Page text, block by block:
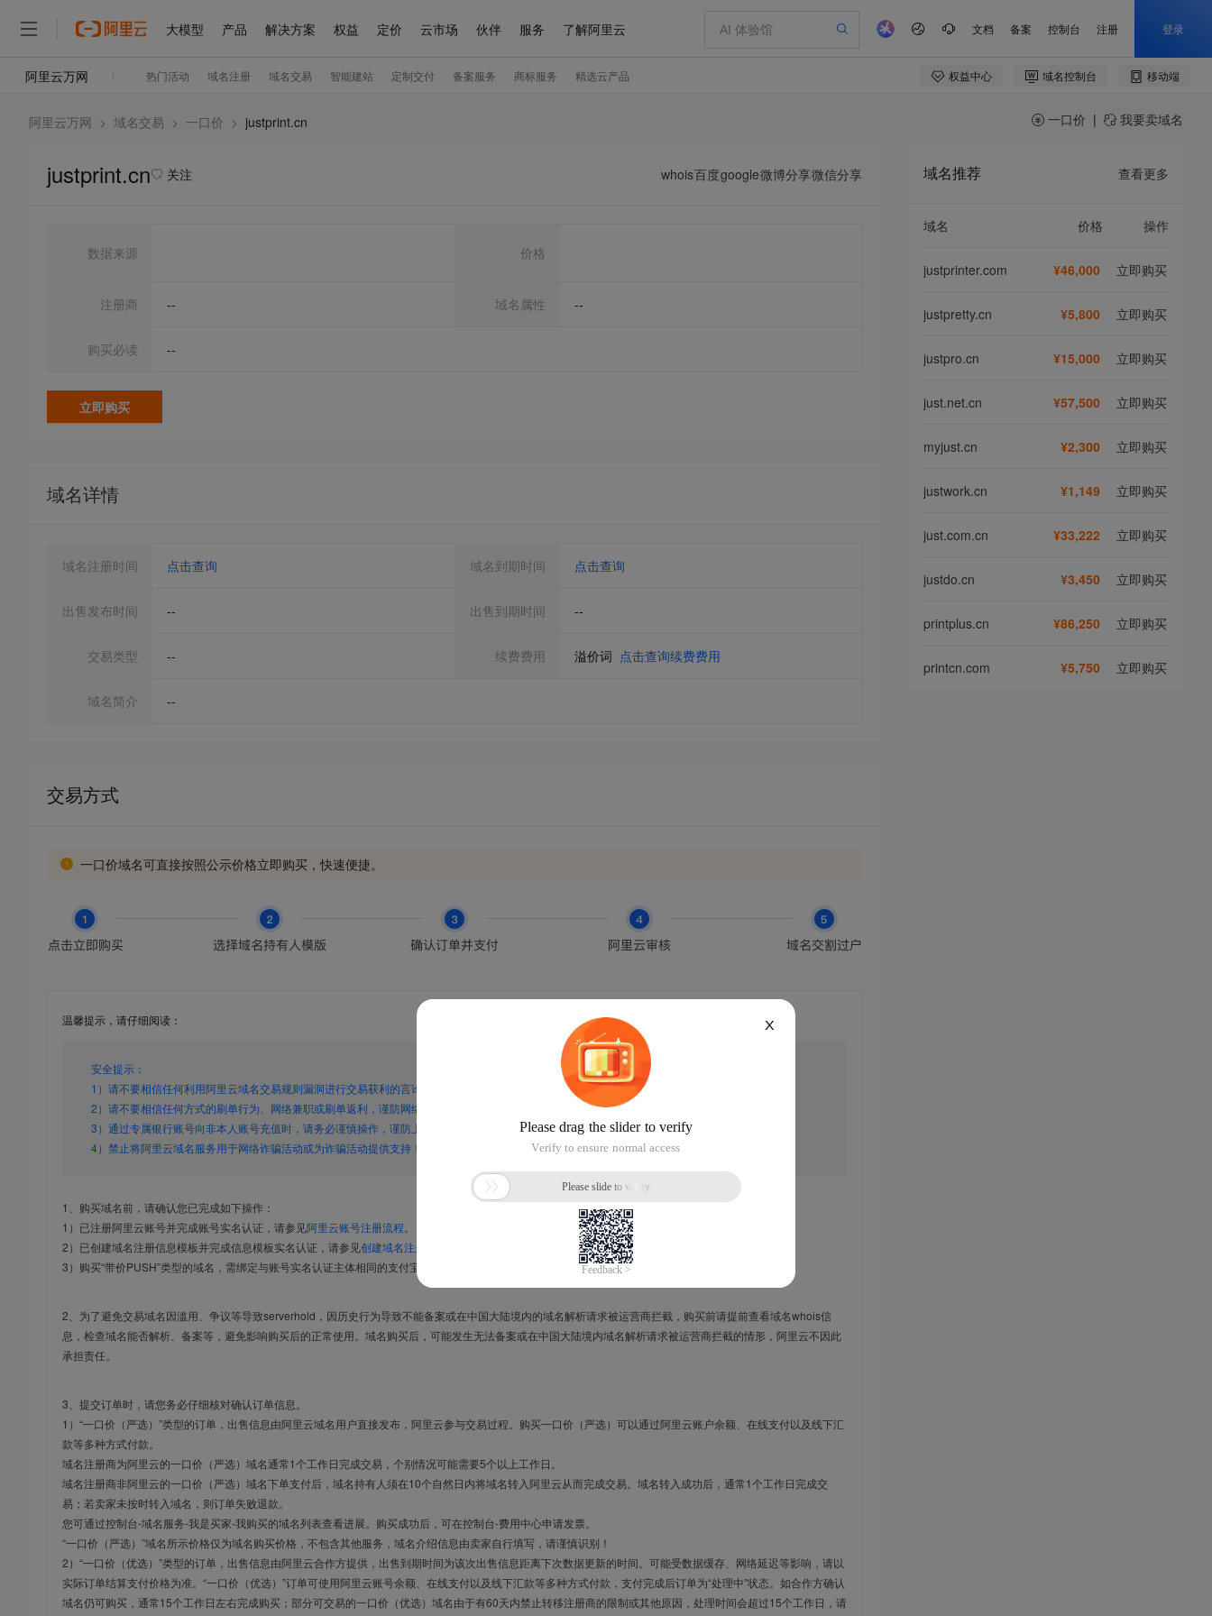
阿里云万网 > 域名交易 > 一口价 > justprint.cn 一口价 | 我要卖域名
justprint.cn 关注 whois百度google微博分享微信分享
数据来源 价格
注册商 -- 域名属性 --
购买必读 --
立即购买
域名详情
域名注册时间 点击查询 域名到期时间 点击查询
出售发布时间 -- 出售到期时间 --
交易类型 -- 续费费用 溢价词 点击查询续费费用
域名简介 --
交易方式
一口价域名可直接按照公示价格立即购买，快速便捷。
温馨提示，请仔细阅读：
安全提示：
1）请不要相信任何利用阿里云域名交易规则漏洞进行交易获利的言论，谨防上当受骗！
2）请不要相信任何方式的刷单行为、网络兼职或刷单返利，谨防网络诈骗！
3）通过专属银行账号向非本人账号充值时，请务必谨慎操作，谨防上当受骗！
4）禁止将阿里云域名服务用于网络诈骗活动或为诈骗活动提供支持！
1、购买域名前，请确认您已完成如下操作：
1）已注册阿里云账号并完成账号实名认证，请参见阿里云账号注册流程
2）已创建域名注册信息模板并完成信息模板实名认证，请参见创建域名注册信息模板
3）购买“带价PUSH”类型的域名，需绑定与账号实名认证主体相同的支付宝，进入
完成绑定。
2、为了避免交易域名因滥用、争议等导致serverhold，因历史行为导致不能备案或在中国大陆境内的域名解析请求被运营商拦截，购买前请提前查看域名whois信
息，检查域名能否解析、备案等，避免影响购买后的正常使用。域名购买后，可能发生无法备案或在中国大陆境内域名解析请求被运营商拦截的情形，阿里云不因此
承担责任。
3、提交订单时，请您务必仔细核对确认订单信息。
1）“一口价（严选）”类型的订单，出售信息由阿里云域名用户直接发布，阿里云参与交易过程。购买一口价（严选）可以通过阿里云账户余额、在线支付以及线下汇
款等多种方式付款。
域名注册商为阿里云的一口价（严选）域名通常1个工作日完成交易，个别情况可能需要5个以上工作日。
域名注册商非阿里云的一口价（严选）域名下单支付后，域名持有人须在10个自然日内将域名转入阿里云从而完成交易。域名转入成功后，通常1个工作日完成交
易；若卖家未按时转入域名，则订单失败退款。
您可通过控制台-域名服务-我是买家-我购买的域名列表查看进展。购买成功后，可在控制台-费用中心申请发票。
“一口价（严选）”域名所示价格仅为域名购买价格，不包含其他服务，域名介绍信息由卖家自行填写，请谨慎识别！
2）“一口价（优选）”类型的订单，出售信息由阿里云合作方提供，出售到期时间为该次出售信息距离下次数据更新的时间。可能受数据缓存、网络延迟等影响，请以
实际订单结算支付价格为准。“一口价（优选）”订单可使用阿里云账号余额、在线支付以及线下汇款等多种方式付款，支付完成后订单为“处理中”状态。如合作方确认
域名仍可购买，通常15个工作日左右完成购买；部分可交易的一口价（优选）域名由于有60天内禁止转移注册商的限制或其他原因，处理时间会超过15个工作日，请
域名推荐 查看更多
域名 价格 操作
justprinter.com ¥46,000 立即购买
justpretty.cn ¥5,800 立即购买
justpro.cn ¥15,000 立即购买
just.net.cn ¥57,500 立即购买
myjust.cn ¥2,300 立即购买
justwork.cn ¥1,149 立即购买
just.com.cn ¥33,222 立即购买
justdo.cn ¥3,450 立即购买
printplus.cn ¥86,250 立即购买
printcn.com ¥5,750 立即购买
X